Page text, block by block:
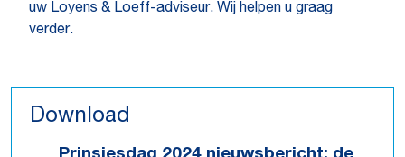
uw Loyens & Loeff-adviseur. Wij helpen u graag
verder.
Download